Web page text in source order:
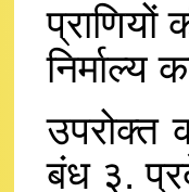
निर्माल्य
उपरोक्त
बंध ३.